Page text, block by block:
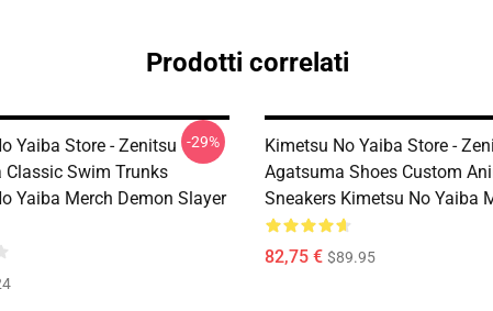
Prodotti correlati
Yaiba Store - Zenitsu
Classic Swim Trunks
Yaiba Merch Demon Slayer
-29%
Kimetsu No Yaiba Store -
Agatsuma Shoes Custom
Sneakers Kimetsu No Yaiba
82,75 € $89.95